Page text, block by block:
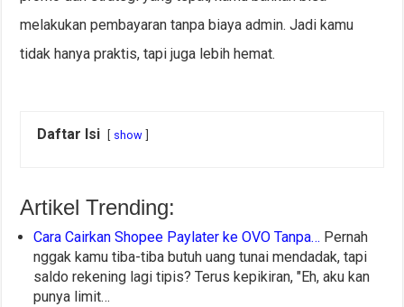
melakukan pembayaran tanpa biaya admin. Jadi kamu
tidak hanya praktis, tapi juga lebih hemat.
Daftar Isi show
Artikel Trending:
Cara Cairkan Shopee Paylater ke OVO Tanpa… Pernah
nggak kamu tiba-tiba butuh uang tunai mendadak, tapi
saldo rekening lagi tipis? Terus kepikiran, "Eh, aku kan
punya limit…